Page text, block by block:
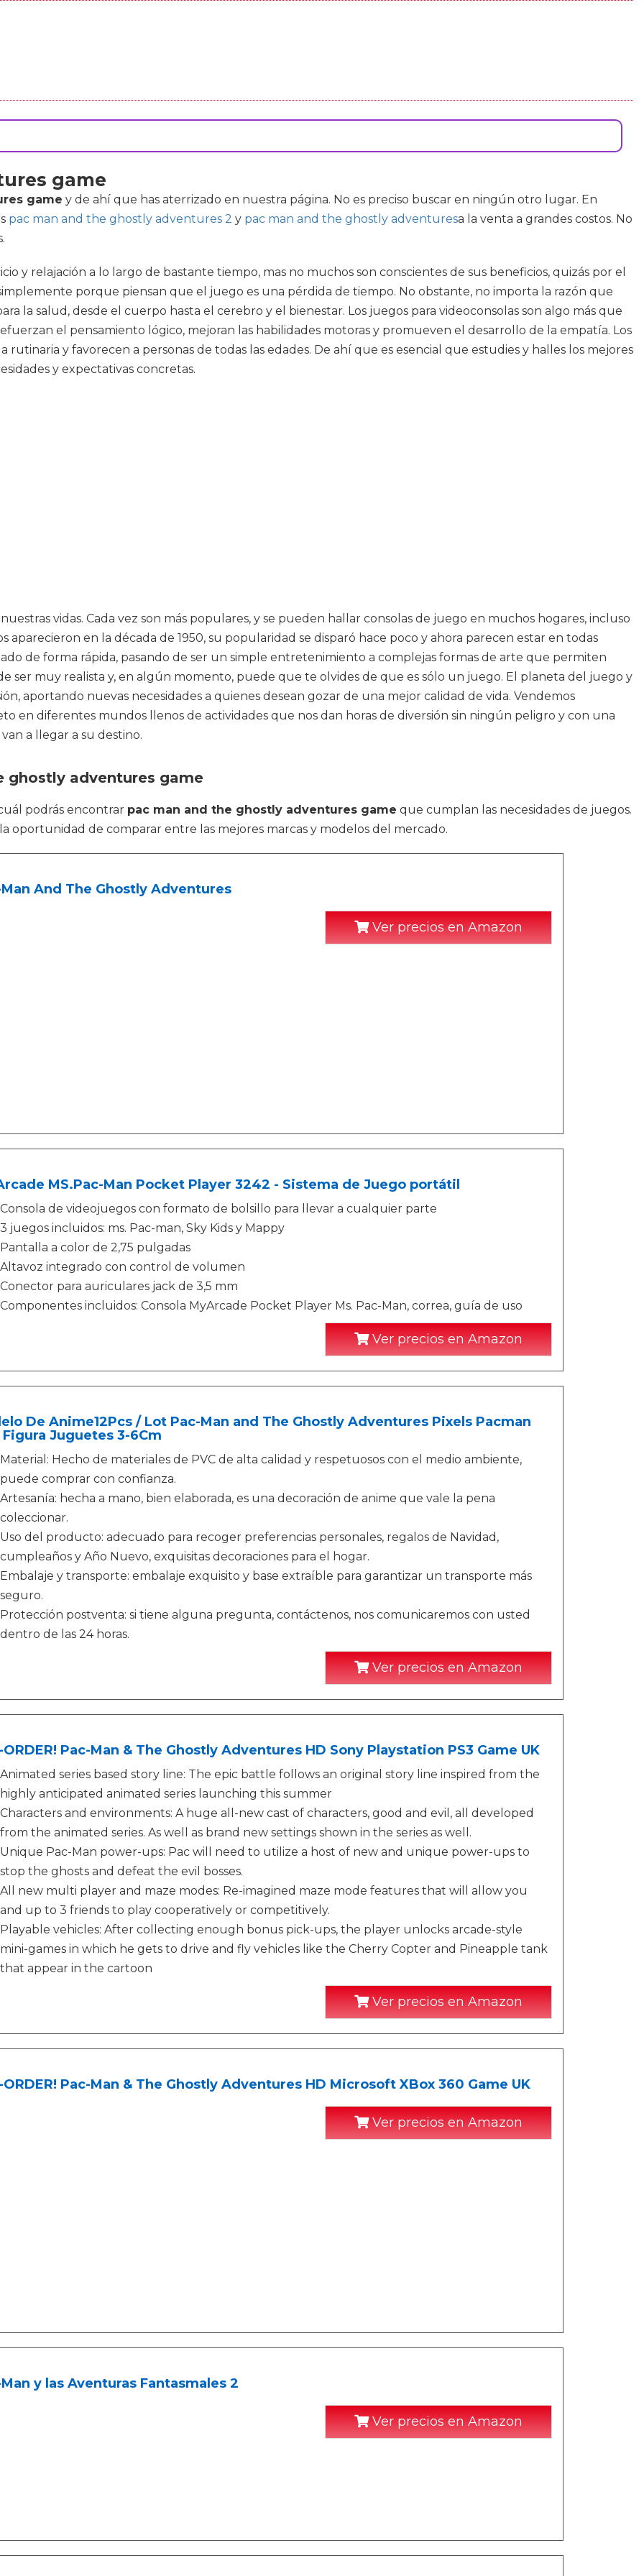
game
game y de ahí que has aterrizado en nuestra página. No es preciso buscar en ningún otro lugar. En
pac man and the ghostly adventures 2 y pac man and the ghostly adventuresa la venta a grandes costos. No
y relajación a lo largo de bastante tiempo, mas no muchos son conscientes de sus beneficios, quizás por el
porque piensan que el juego es una pérdida de tiempo. No obstante, no importa la razón que
la salud, desde el cuerpo hasta el cerebro y el bienestar. Los juegos para videoconsolas son algo más que
el pensamiento lógico, mejoran las habilidades motoras y promueven el desarrollo de la empatía. Los
y favorecen a personas de todas las edades. De ahí que es esencial que estudies y halles los mejores
y expectativas concretas.
vidas. Cada vez son más populares, y se pueden hallar consolas de juego en muchos hogares, incluso
en la década de 1950, su popularidad se disparó hace poco y ahora parecen estar en todas
de forma rápida, pasando de ser un simple entretenimiento a complejas formas de arte que permiten
ser muy realista y, en algún momento, puede que te olvides de que es sólo un juego. El planeta del juego y
aportando nuevas necesidades a quienes desean gozar de una mejor calidad de vida. Vendemos
en diferentes mundos llenos de actividades que nos dan horas de diversión sin ningún peligro y con una
a llegar a su destino.
ghostly adventures game
podrás encontrar pac man and the ghostly adventures game que cumplan las necesidades de juegos.
oportunidad de comparar entre las mejores marcas y modelos del mercado.
And The Ghostly Adventures
Ver precios en Amazon
MS.Pac-Man Pocket Player 3242 - Sistema de Juego portátil
Consola de videojuegos con formato de bolsillo para llevar a cualquier parte
3 juegos incluidos: ms. Pac-man, Sky Kids y Mappy
Pantalla a color de 2,75 pulgadas
Altavoz integrado con control de volumen
Conector para auriculares jack de 3,5 mm
Componentes incluidos: Consola MyArcade Pocket Player Ms. Pac-Man, correa, guía de uso
Ver precios en Amazon
De Anime12Pcs / Lot Pac-Man and The Ghostly Adventures Pixels Pacman
Figura Juguetes 3-6Cm
Material: Hecho de materiales de PVC de alta calidad y respetuosos con el medio ambiente,
puede comprar con confianza.
Artesanía: hecha a mano, bien elaborada, es una decoración de anime que vale la pena
coleccionar.
Uso del producto: adecuado para recoger preferencias personales, regalos de Navidad,
cumpleaños y Año Nuevo, exquisitas decoraciones para el hogar.
Embalaje y transporte: embalaje exquisito y base extraíble para garantizar un transporte más
seguro.
Protección postventa: si tiene alguna pregunta, contáctenos, nos comunicaremos con usted
dentro de las 24 horas.
Ver precios en Amazon
ORDER! Pac-Man & The Ghostly Adventures HD Sony Playstation PS3 Game UK
Animated series based story line: The epic battle follows an original story line inspired from the
highly anticipated animated series launching this summer
Characters and environments: A huge all-new cast of characters, good and evil, all developed
from the animated series. As well as brand new settings shown in the series as well.
Unique Pac-Man power-ups: Pac will need to utilize a host of new and unique power-ups to
stop the ghosts and defeat the evil bosses.
All new multi player and maze modes: Re-imagined maze mode features that will allow you
and up to 3 friends to play cooperatively or competitively.
Playable vehicles: After collecting enough bonus pick-ups, the player unlocks arcade-style
mini-games in which he gets to drive and fly vehicles like the Cherry Copter and Pineapple tank
that appear in the cartoon
Ver precios en Amazon
ORDER! Pac-Man & The Ghostly Adventures HD Microsoft XBox 360 Game UK
Ver precios en Amazon
y las Aventuras Fantasmales 2
Ver precios en Amazon